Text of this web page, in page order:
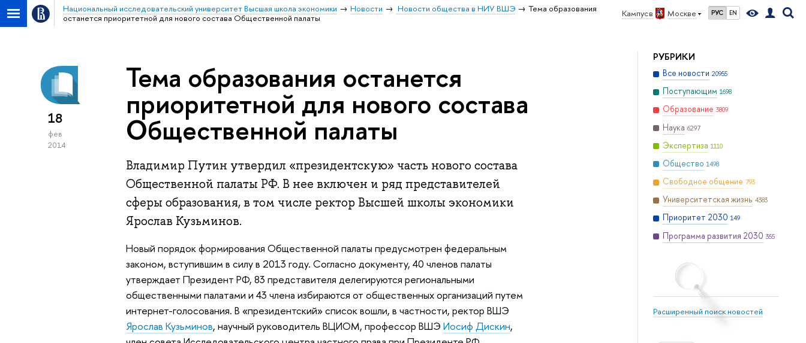
Кампус в Москве РУС EN
Национальный исследовательский университет Высшая школа экономики Новости Новости общества в НИУ ВШЭ
Тема образования
останется приоритетной для нового состава Общественной палаты
РУБРИКИ
Все новости 20955
Поступающим 1698
Образование 3809
Наука 6297
Экспертиза 1110
Общество 1498
Свободное общение 793
Университетская жизнь 4383
Приоритет 2030 149
Программа развития 2030 355
Расширенный поиск новостей
18
фев
2014
Тема образования останется
приоритетной для нового состава
Общественной палаты
Владимир Путин утвердил «президентскую» часть нового состава
Общественной палаты РФ. В нее включен и ряд представителей
сферы образования, в том числе ректор Высшей школы экономики
Ярослав Кузьминов.
Новый порядок формирования Общественной палаты предусмотрен федеральным
законом, вступившим в силу в 2013 году. Согласно документу, 40 членов палаты
утверждает Президент РФ, 83 представителя делегируются региональными
общественными палатами и 43 члена избираются от общественных организаций путем
интернет-голосования. В «президентский» список вошли, в частности, ректор ВШЭ
Ярослав Кузьминов, научный руководитель ВЦИОМ, профессор ВШЭ Иосиф Дискин,